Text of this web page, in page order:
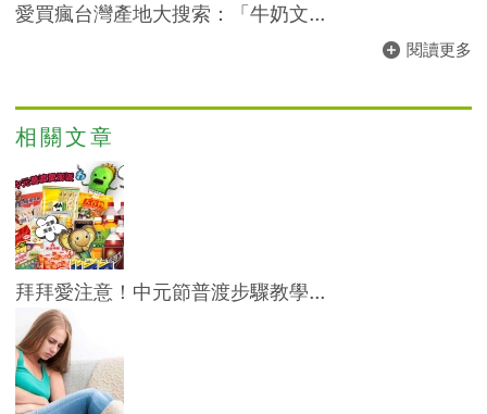
愛買瘋台灣產地大搜索：「牛奶文...
閱讀更多
相關文章
拜拜愛注意！中元節普渡步驟教學...